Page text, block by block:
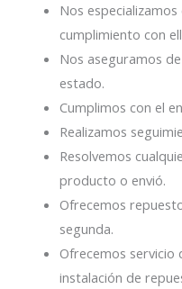
Nos
cumplimiento con
Nos aseguramos
estado.
Cumplimos con el
Realizamos
Resolvemos
producto o envió.
Ofrecemos
segunda.
Ofrecemos servicio
instalación de